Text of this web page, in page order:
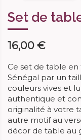
Set de
16,00 €
Ce set de table en
Sénégal par un
couleurs vives et
authentique et
originalité à votre
autre motif au
décor de table au